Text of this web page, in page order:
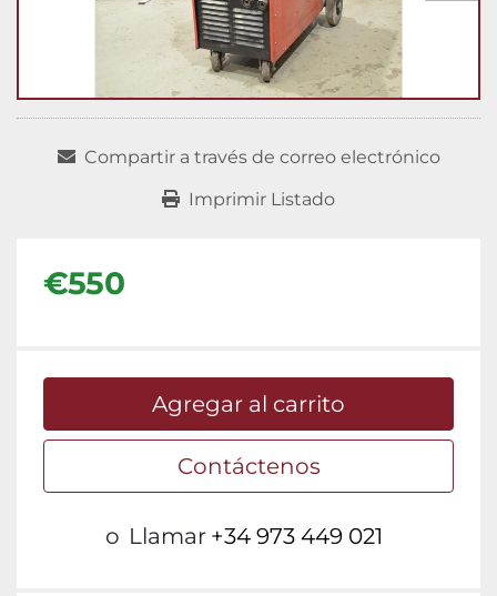
Compartir a través de correo electrónico
Imprimir Listado
€550
Agregar al carrito
Contáctenos
o Llamar +34 973 449 021